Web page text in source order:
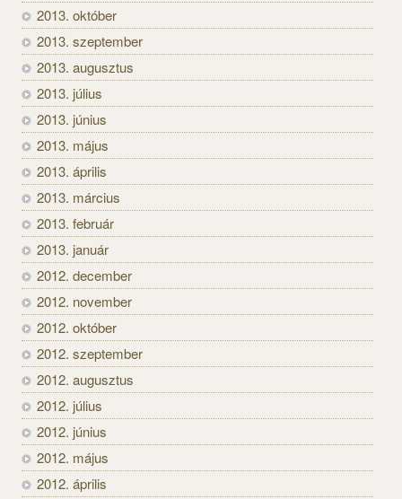
2013. október
2013. szeptember
2013. augusztus
2013. július
2013. június
2013. május
2013. április
2013. március
2013. február
2013. január
2012. december
2012. november
2012. október
2012. szeptember
2012. augusztus
2012. július
2012. június
2012. május
2012. április